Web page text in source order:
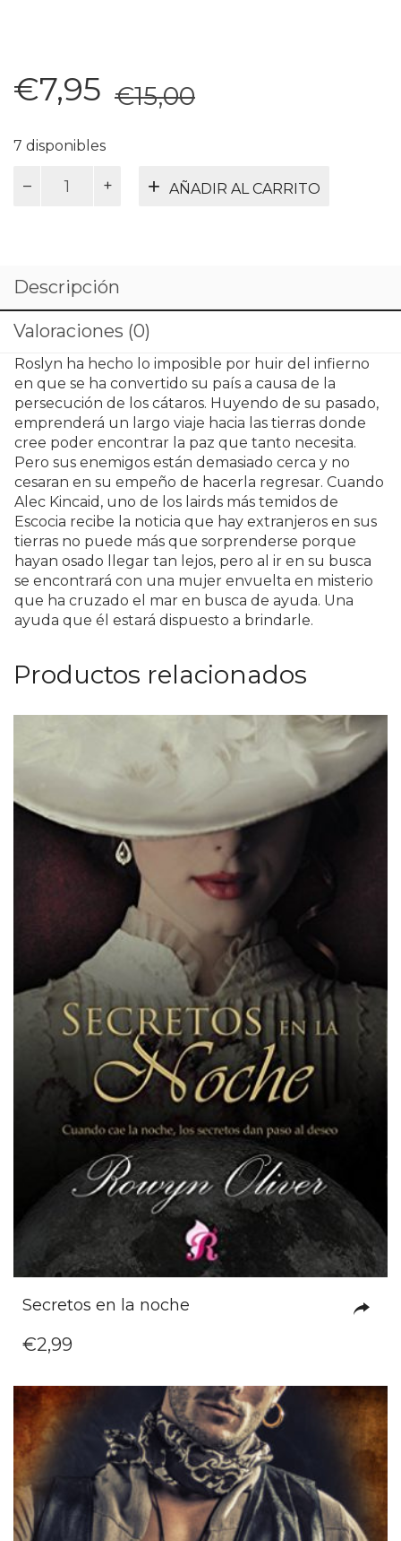
€15,00El
era:
€7,95
El
es:
7 disponibles
perfecta
AÑADIR AL CARRITO
Descripción
Valoraciones (0)
Roslyn ha hecho lo imposible por huir del infierno
en que se ha convertido su país a causa de la
persecución de los cátaros. Huyendo de su pasado,
emprenderá un largo viaje hacia las tierras donde
cree poder encontrar la paz que tanto necesita.
Pero sus enemigos están demasiado cerca y no
cesaran en su empeño de hacerla regresar. Cuando
Alec Kincaid, uno de los lairds más temidos de
Escocia recibe la noticia que hay extranjeros en sus
tierras no puede más que sorprenderse porque
hayan osado llegar tan lejos, pero al ir en su busca
se encontrará con una mujer envuelta en misterio
que ha cruzado el mar en busca de ayuda. Una
ayuda que él estará dispuesto a brindarle.
Productos relacionados
Secretos en la noche
€2,99